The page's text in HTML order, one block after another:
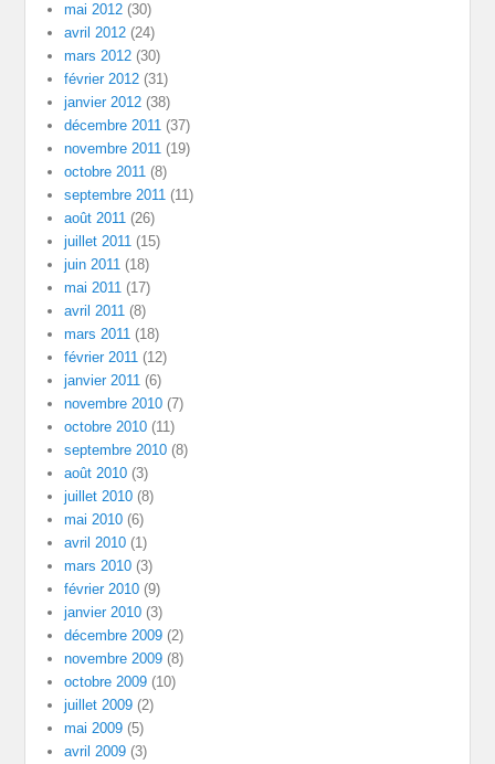
mai 2012 (30)
avril 2012 (24)
mars 2012 (30)
février 2012 (31)
janvier 2012 (38)
décembre 2011 (37)
novembre 2011 (19)
octobre 2011 (8)
septembre 2011 (11)
août 2011 (26)
juillet 2011 (15)
juin 2011 (18)
mai 2011 (17)
avril 2011 (8)
mars 2011 (18)
février 2011 (12)
janvier 2011 (6)
novembre 2010 (7)
octobre 2010 (11)
septembre 2010 (8)
août 2010 (3)
juillet 2010 (8)
mai 2010 (6)
avril 2010 (1)
mars 2010 (3)
février 2010 (9)
janvier 2010 (3)
décembre 2009 (2)
novembre 2009 (8)
octobre 2009 (10)
juillet 2009 (2)
mai 2009 (5)
avril 2009 (3)